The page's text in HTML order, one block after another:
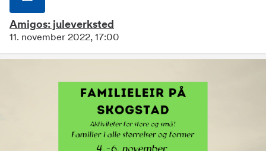
Amigos: juleverksted
11. november 2022, 17:00